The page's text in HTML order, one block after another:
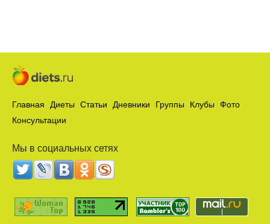
Главная Диеты Статьи Дневники Группы Клубы
Фото
Консультации
Мы в социальных сетях